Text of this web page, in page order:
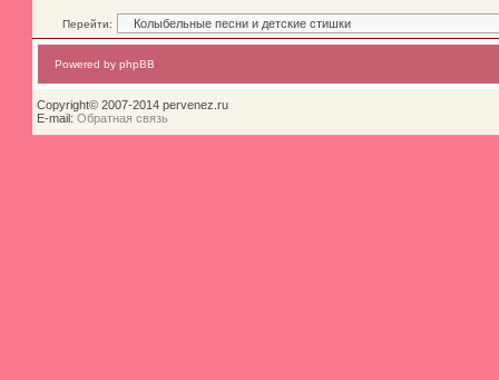
Перейти:
Powered by phpBB
Copyright© 2007-2014 pervenez.ru
E-mail: Обратная связь